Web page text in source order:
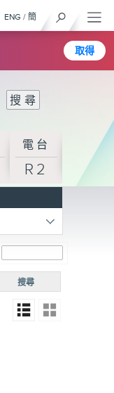
取得
ENG / 簡
電台
R2
搜尋